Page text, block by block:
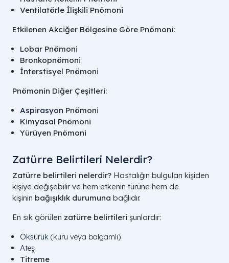
Ventilatörle İlişkili Pnömoni
Etkilenen Akciğer Bölgesine Göre Pnömoni:
Lobar Pnömoni
Bronkopnömoni
İnterstisyel Pnömoni
Pnömonin Diğer Çeşitleri:
Aspirasyon Pnömoni
Kimyasal Pnömoni
Yürüyen Pnömoni
Zatürre Belirtileri Nelerdir?
Zatürre belirtileri nelerdir? Hastalığın bulguları kişiden
kişiye değişebilir ve hem etkenin türüne hem de
kişinin bağışıklık durumuna bağlıdır.
En sık görülen zatürre belirtileri şunlardır:
Öksürük (kuru veya balgamlı)
Ateş
Titreme